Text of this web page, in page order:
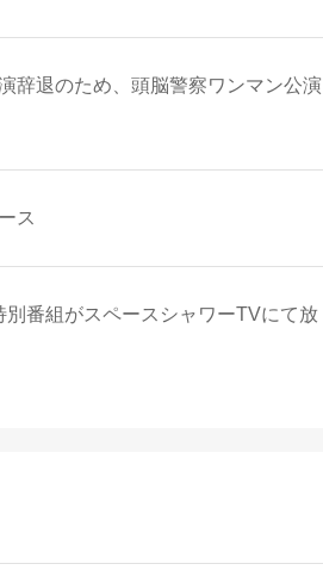
辞退のため、頭脳警察ワンマン公演
ス
番組がスペースシャワーTVにて放